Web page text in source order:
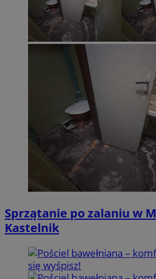
Sprzątanie po zalaniu w
Kastelnik